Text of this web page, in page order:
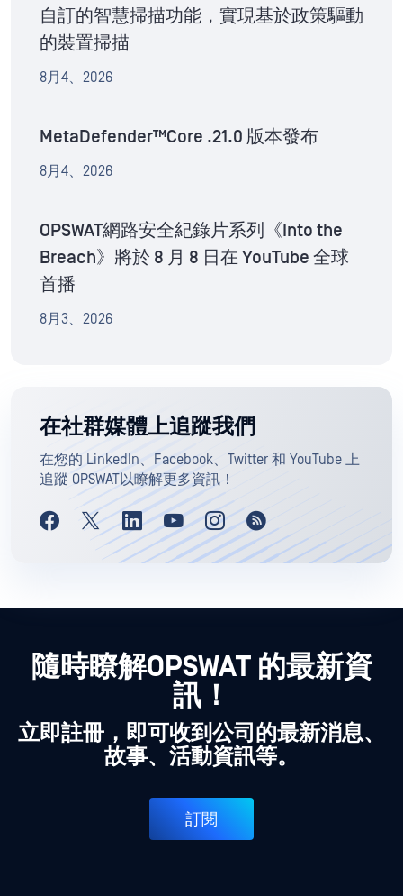
自訂的智慧掃描功能，實現基於政策驅動
的裝置掃描
8月4、2026
MetaDefender™Core .21.0 版本發布
8月4、2026
OPSWAT網路安全紀錄片系列《Into the
Breach》將於 8 月 8 日在 YouTube 全球
首播
8月3、2026
在社群媒體上追蹤我們
在您的 LinkedIn、Facebook、Twitter 和 YouTube 上
追蹤 OPSWAT以瞭解更多資訊！
隨時瞭解OPSWAT 的最新資
訊！
立即註冊，即可收到公司的最新消息、
故事、活動資訊等。
訂閱